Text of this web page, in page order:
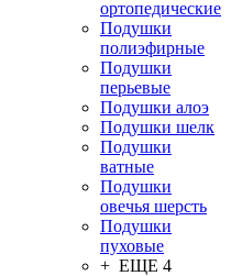
ортопедические
Подушки
полиэфирные
Подушки
перьевые
Подушки алоэ
Подушки шелк
Подушки
ватные
Подушки
овечья шерсть
Подушки
пуховые
+ ЕЩЕ 4